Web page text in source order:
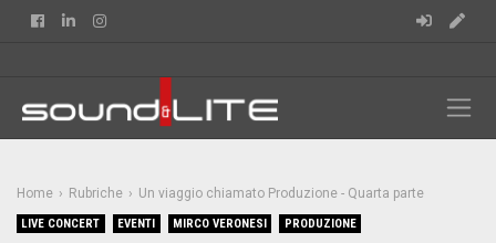
FacebookLinkedin
Home Rubriche Un viaggio chiamato Produzione - Quarta parte
LIVE CONCERT EVENTI MIRCO VERONESI PRODUZIONE